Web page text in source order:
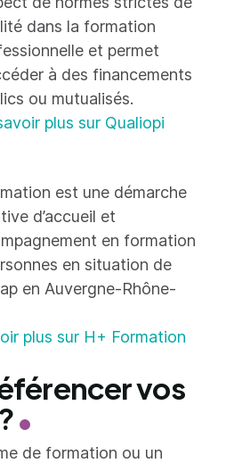
dans la formation
et permet
à des financements
ou mutualisés.
plus sur Qualiopi
est une démarche
d’accueil et
en formation
en situation de
en Auvergne-Rhône-
plus sur H+ Formation
vos
de formation ou un